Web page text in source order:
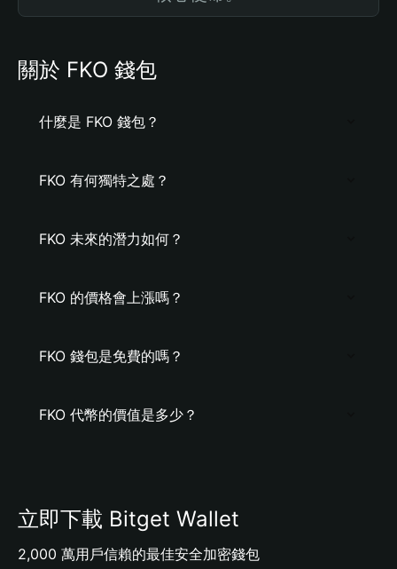
關於 FKO 錢包
什麼是 FKO 錢包？
FKO 有何獨特之處？
FKO 未來的潛力如何？
FKO 的價格會上漲嗎？
FKO 錢包是免費的嗎？
FKO 代幣的價值是多少？
立即下載 Bitget Wallet
2,000 萬用戶信賴的最佳安全加密錢包